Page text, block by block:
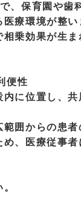
、保育園や歯
療環境が整い
乗効果が生
便性
に位置し、
囲からの患者
、医療従事